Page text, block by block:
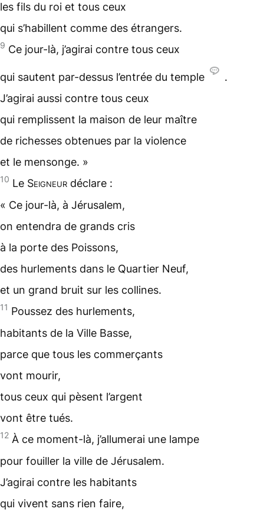
les fils du roi et tous ceux
qui s’habillent comme des étrangers.
9 Ce jour-là, j’agirai contre tous ceux
qui sautent par-dessus l’entrée du temple
.
J’agirai aussi contre tous ceux
qui remplissent la maison de leur maître
de richesses obtenues par la violence
et le mensonge. »
10 Le Seigneur déclare :
« Ce jour-là, à Jérusalem,
on entendra de grands cris
à la porte des Poissons,
des hurlements dans le Quartier Neuf,
et un grand bruit sur les collines.
11 Poussez des hurlements,
habitants de la Ville Basse,
parce que tous les commerçants
vont mourir,
tous ceux qui pèsent l’argent
vont être tués.
12 À ce moment-là, j’allumerai une lampe
pour fouiller la ville de Jérusalem.
J’agirai contre les habitants
qui vivent sans rien faire,